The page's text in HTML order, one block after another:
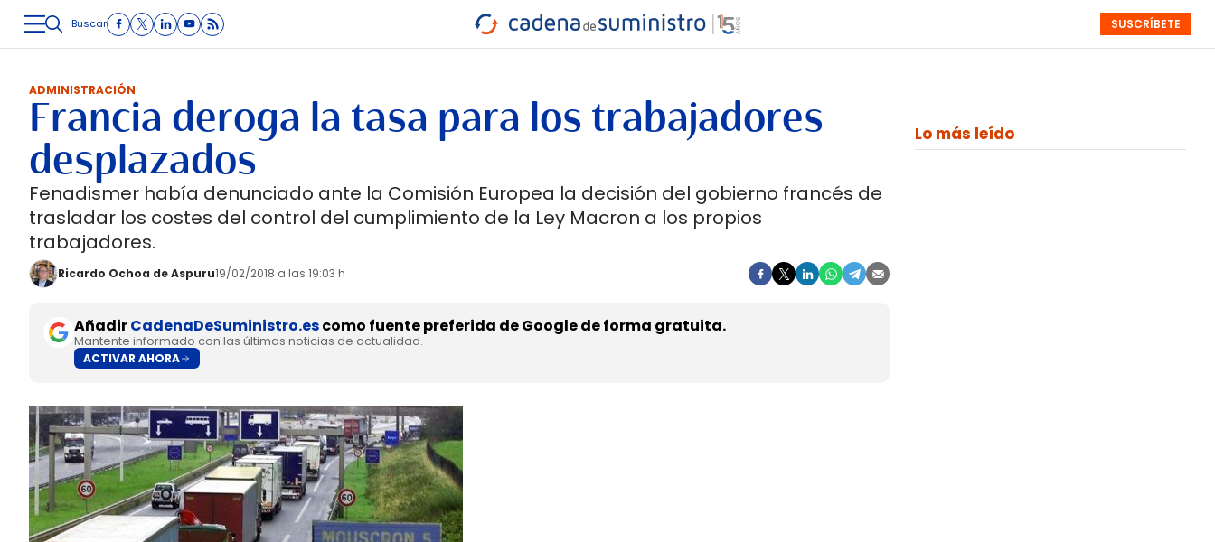
LOGÍSTICA INMOLOGÍSTICA INTRALOGÍSTICA CARRETERA
CARRETERA
MARÍTIMO INTERMODAL PROTAGONISTAS
SEMANALES
MONOGRÁFICOS EVENTOS
SUSCRÍBETE
Buscar
ADMINISTRACIÓN
Francia deroga la tasa para los trabajadores
desplazados
Fenadismer había denunciado ante la Comisión Europea la decisión del gobierno francés de
trasladar los costes del control del cumplimiento de la Ley Macron a los propios
trabajadores.
Ricardo Ochoa de Aspuru19/02/2018 a las 19:03 h
AñadirCadenaDeSuministro.escomo fuente preferida de Google de forma gratuita.
Mantente informado con las últimas noticias de actualidad.
ACTIVAR AHORA
Lo más leído